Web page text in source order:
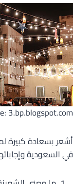
3.bp.blogspot.com
أشعر بسعادة كبيرة
في السعودية